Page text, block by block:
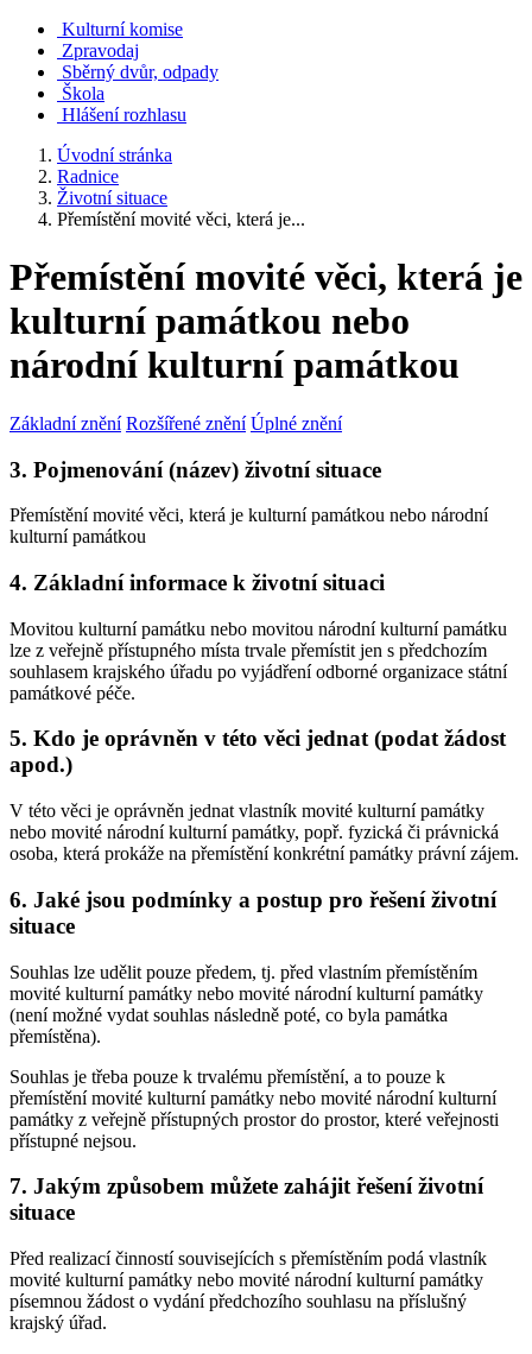
Kulturní komise
Zpravodaj
Sběrný dvůr, odpady
Škola
Hlášení rozhlasu
Úvodní stránka
Radnice
Životní situace
Přemístění movité věci, která je...
Přemístění movité věci, která je
kulturní památkou nebo
národní kulturní památkou
Základní znění Rozšířené znění Úplné znění
3. Pojmenování (název) životní situace
Přemístění movité věci, která je kulturní památkou nebo národní
kulturní památkou
4. Základní informace k životní situaci
Movitou kulturní památku nebo movitou národní kulturní památku
lze z veřejně přístupného místa trvale přemístit jen s předchozím
souhlasem krajského úřadu po vyjádření odborné organizace státní
památkové péče.
5. Kdo je oprávněn v této věci jednat (podat žádost
apod.)
V této věci je oprávněn jednat vlastník movité kulturní památky
nebo movité národní kulturní památky, popř. fyzická či právnická
osoba, která prokáže na přemístění konkrétní památky právní zájem.
6. Jaké jsou podmínky a postup pro řešení životní
situace
Souhlas lze udělit pouze předem, tj. před vlastním přemístěním
movité kulturní památky nebo movité národní kulturní památky
(není možné vydat souhlas následně poté, co byla památka
přemístěna).
Souhlas je třeba pouze k trvalému přemístění, a to pouze k
přemístění movité kulturní památky nebo movité národní kulturní
památky z veřejně přístupných prostor do prostor, které veřejnosti
přístupné nejsou.
7. Jakým způsobem můžete zahájit řešení životní
situace
Před realizací činností souvisejících s přemístěním podá vlastník
movité kulturní památky nebo movité národní kulturní památky
písemnou žádost o vydání předchozího souhlasu na příslušný
krajský úřad.